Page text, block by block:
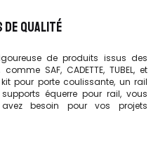
DE QUALITÉ
de produits issus des
SAF, CADETTE, TUBEL, et
kit pour porte coulissante, un rail
équerre pour rail, vous
besoin pour vos projets